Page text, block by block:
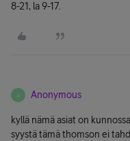
8-21, la 9-17.
A Anonymous
kyllä nämä asiat on
syystä tämä thomson ei